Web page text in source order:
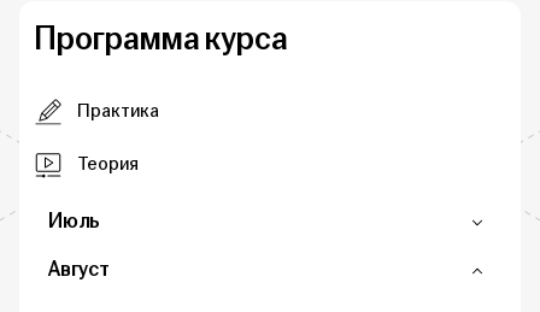
Программа курса
Практика
Теория
Июль
Август